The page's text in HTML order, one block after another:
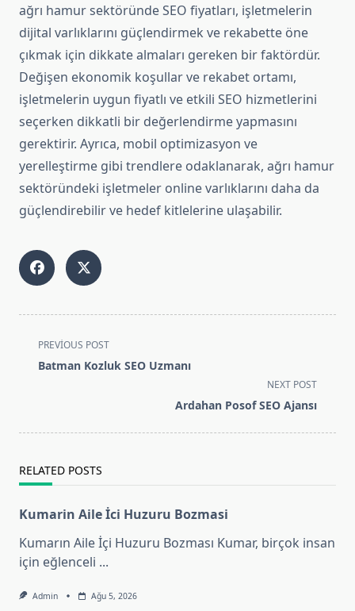
ağrı hamur sektöründe SEO fiyatları, işletmelerin
dijital varlıklarını güçlendirmek ve rekabette öne
çıkmak için dikkate almaları gereken bir faktördür.
Değişen ekonomik koşullar ve rekabet ortamı,
işletmelerin uygun fiyatlı ve etkili SEO hizmetlerini
seçerken dikkatli bir değerlendirme yapmasını
gerektirir. Ayrıca, mobil optimizasyon ve
yerelleştirme gibi trendlere odaklanarak, ağrı hamur
sektöründeki işletmeler online varlıklarını daha da
güçlendirebilir ve hedef kitlelerine ulaşabilir.
<span
class="nav-
text">Page</span>
PREVIOUS POST
Batman Kozluk SEO Uzmanı
NEXT POST
Ardahan Posof SEO Ajansı
RELATED POSTS
Kumarin Aile İci Huzuru Bozmasi
Kumarın Aile İçi Huzuru Bozması Kumar, birçok insan
için eğlenceli ...
Admin Ağu 5, 2026